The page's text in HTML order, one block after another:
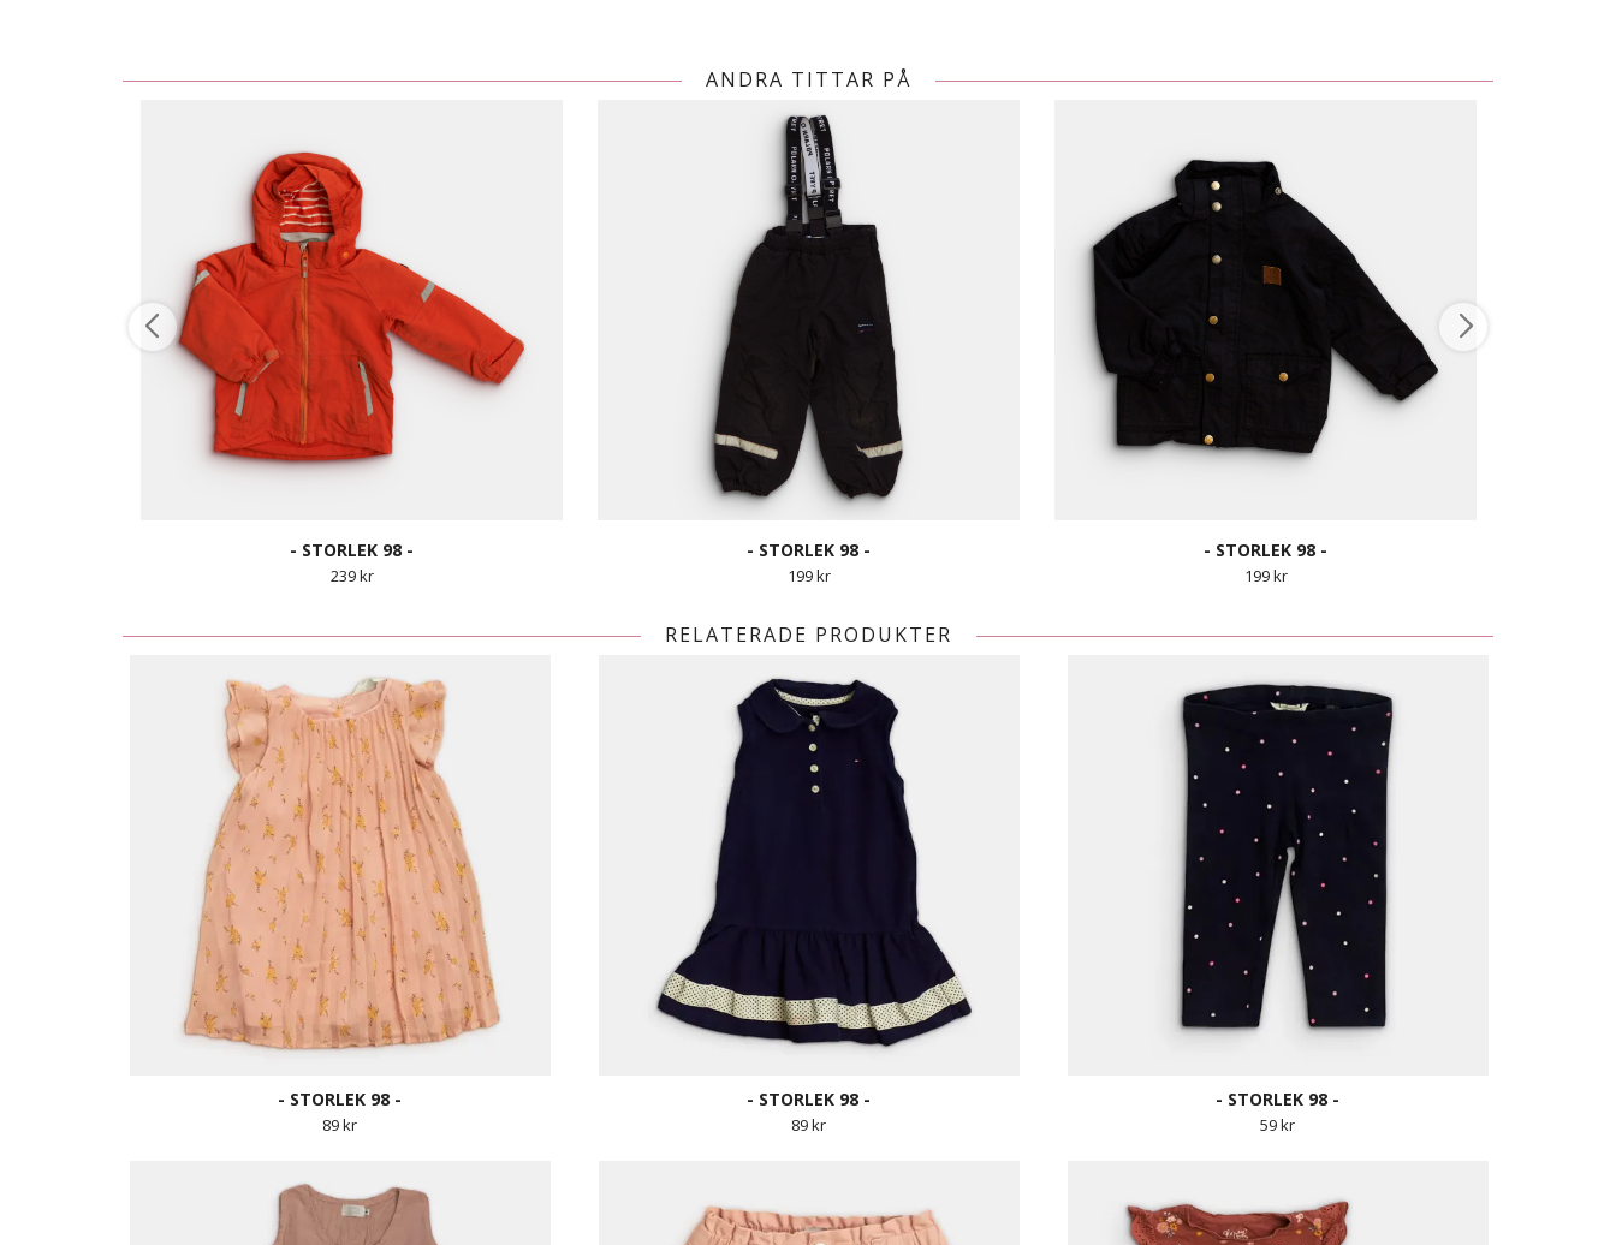
ANDRA TITTAR PÅ
- STORLEK 98 -
239 kr
- STORLEK 98 -
199 kr
- STORLEK 98 -
199 kr
RELATERADE PRODUKTER
- STORLEK 98 -
89 kr
- STORLEK 98 -
89 kr
- STORLEK 98 -
59 kr